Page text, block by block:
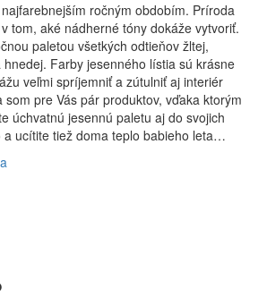
ročným obdobím. Príroda
tom, aké nádherné tóny dokáže vytvoriť.
paletou všetkých odtieňov žltej,
Farby jesenného lístia sú krásne
veľmi spríjemniť a zútulniť aj interiér
som pre Vás pár produktov, vďaka ktorým
úchvatnú jesennú paletu aj do svojich
a ucítite tiež doma teplo babieho leta…